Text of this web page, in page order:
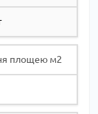
площею м2